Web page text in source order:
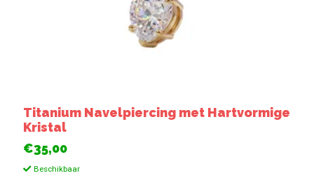
Titanium Navelpiercing met Hartvormige
Kristal
€35,00
Beschikbaar